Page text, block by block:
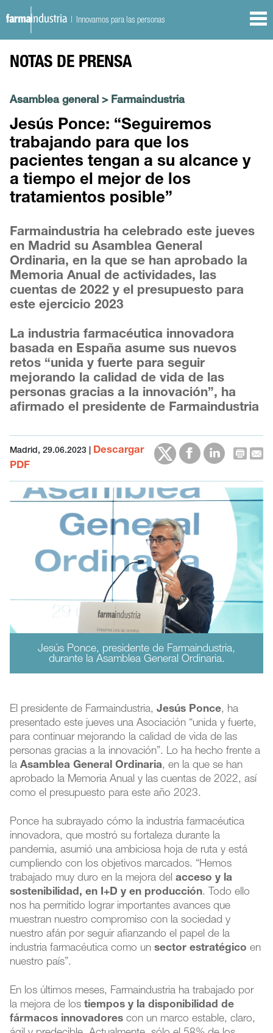
| Innovamos para las personas
NOTAS DE PRENSA
Asamblea general > Farmaindustria
Jesús Ponce: “Seguiremos
trabajando para que los
pacientes tengan a su alcance y
a tiempo el mejor de los
tratamientos posible”
Farmaindustria ha celebrado este jueves
en Madrid su Asamblea General
Ordinaria, en la que se han aprobado la
Memoria Anual de actividades, las
cuentas de 2022 y el presupuesto para
este ejercicio 2023
La industria farmacéutica innovadora
basada en España asume sus nuevos
retos “unida y fuerte para seguir
mejorando la calidad de vida de las
personas gracias a la innovación”, ha
afirmado el presidente de Farmaindustria
Madrid, 29.06.2023
Descargar
PDF
Jesús Ponce, presidente de Farmaindustria,
durante la Asamblea General Ordinaria.
El presidente de Farmaindustria,Jesús Ponce, ha
presentado este jueves una Asociación “unida y fuerte,
para continuar mejorando la calidad de vida de las
personas gracias a la innovación”. Lo ha hecho frente a
laAsamblea General Ordinaria, en la que se han
aprobado la Memoria Anual y las cuentas de 2022, así
como el presupuesto para este año 2023.
Ponce ha subrayado cómo la industria farmacéutica
innovadora, que mostró su fortaleza durante la
pandemia, asumió una ambiciosa hoja de ruta y está
cumpliendo con los objetivos marcados. “Hemos
trabajado muy duro en la mejora delacceso y la
sostenibilidad, en I+D y en producción. Todo ello
nos ha permitido lograr importantes avances que
muestran nuestro compromiso con la sociedad y
nuestro afán por seguir afianzando el papel de la
industria farmacéutica como unsector estratégico en
nuestro país”.
En los últimos meses, Farmaindustria ha trabajado por
la mejora de lostiempos y la disponibilidad de
fármacos innovadores con un marco estable, claro,